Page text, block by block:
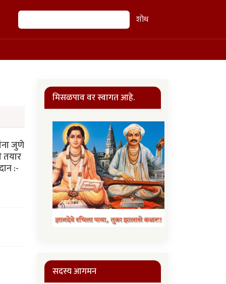
शोध शोध
जुणे
तयार
:-
मिसळपाव वर स्वागत आहे.
सदस्य आगमन